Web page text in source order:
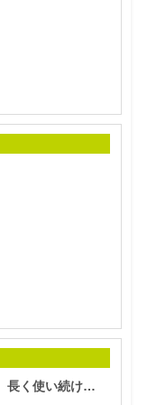
【ENEN】生活スタイルが変わっても、長く使い続けたくなる家具